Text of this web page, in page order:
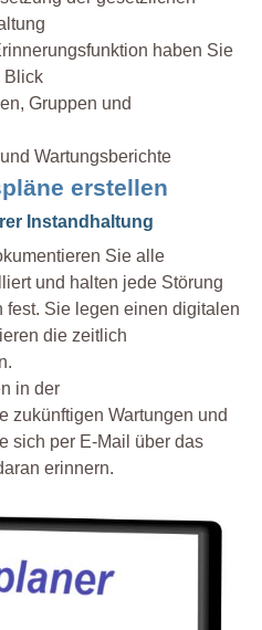
haben Sie
Blick
Gruppen und
Wartungsberichte
erstellen
Instandhaltung
Sie alle
und halten jede Störung
Sie legen einen digitalen
die zeitlich
in der
zukünftigen Wartungen und
sich per E-Mail über das
erinnern.